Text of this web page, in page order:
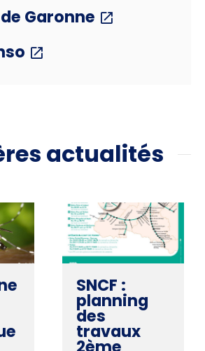
Garonne
actualités
SNCF :
planning
des
travaux